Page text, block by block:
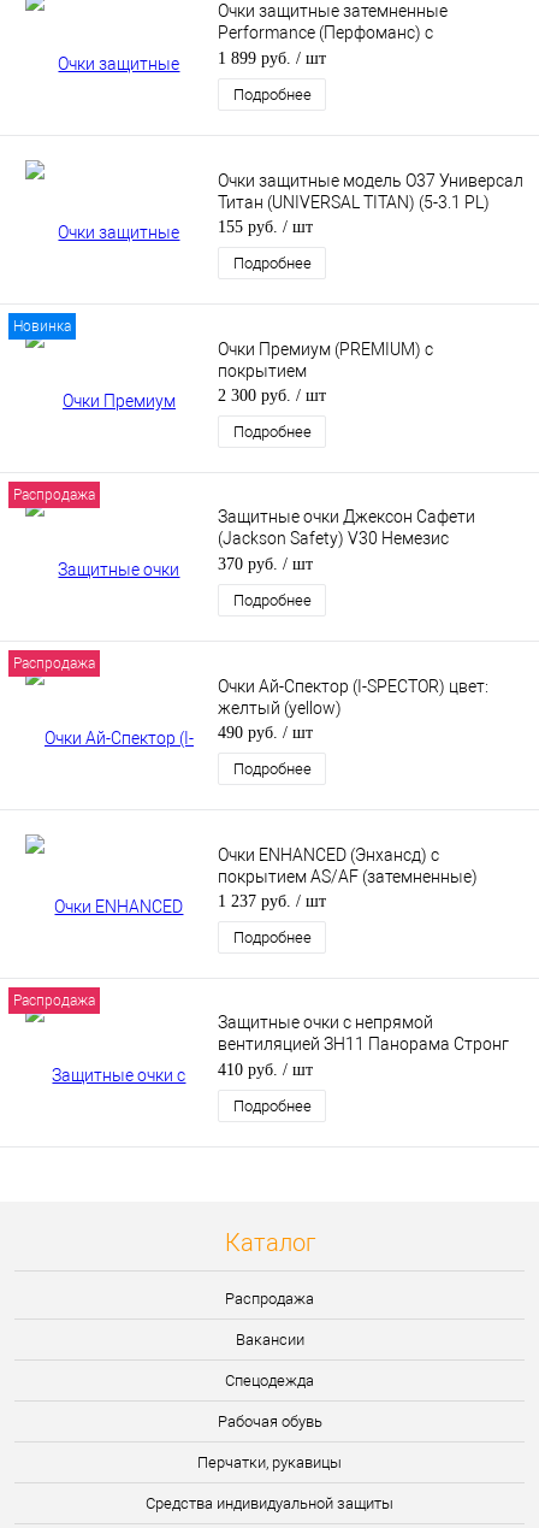
Очки защитные затемненные
Performance (Перфоманс) с
покрытием AS / AF (затемненные)
1 899 руб. / шт
Подробнее
Очки защитные модель О37 Универсал
Титан (UNIVERSAL TITAN) (5-3.1 PL)
155 руб. / шт
Подробнее
Новинка
Очки Премиум (PREMIUM) с
покрытием
2 300 руб. / шт
Подробнее
Распродажа
Защитные очки Джексон Сафети
(Jackson Safety) V30 Немезис
(Nemesis) VL для улицы 25697
370 руб. / шт
Подробнее
Распродажа
Очки Ай-Спектор (I-SPECTOR) цвет:
желтый (yellow)
490 руб. / шт
Подробнее
Очки ENHANCED (Энхансд) с
покрытием AS/AF (затемненные)
1 237 руб. / шт
Подробнее
Распродажа
Защитные очки с непрямой
вентиляцией ЗН11 Панорама Стронг
Гласс (PANORAMA Strong Glass) (2С-1,2
РС)
410 руб. / шт
Подробнее
Каталог
Распродажа
Вакансии
Спецодежда
Рабочая обувь
Перчатки, рукавицы
Средства индивидуальной защиты